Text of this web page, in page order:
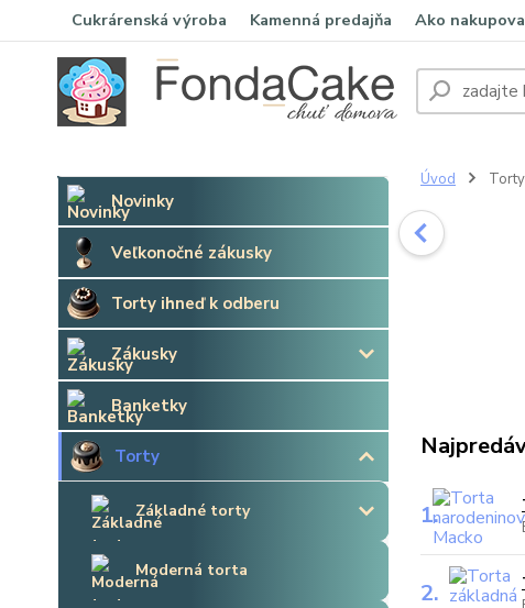
Cukrárenská výroba Kamenná predajňa Ako
Novinky
Veľkonočné zákusky
Torty ihneď k odberu
Zákusky
Banketky
Torty
Základné torty
Moderná torta
Úvod Torty
1.
2.